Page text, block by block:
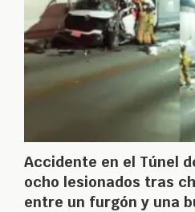
Accidente en el Túnel
ocho lesionados tras
entre un furgón y una